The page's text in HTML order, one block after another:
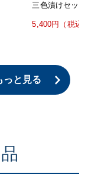
三色漬けセット
5,400円（税込
っと見る